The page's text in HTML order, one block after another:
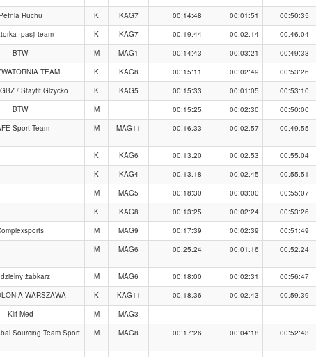
Pełnia Ruchu K KAG7 00:14:48 00:01:51 00:50:35
team K KAG7 00:19:44 00:02:14 00:46:04
BTW M MAG1 00:14:43 00:03:21 00:49:33
TEAM K KAG8 00:15:11 00:02:49 00:53:26
/ Stayfit Giżycko K KAG5 00:15:33 00:01:05 00:53:10
BTW M 00:15:25 00:02:30 00:50:00
Sport Team M MAG11 00:16:33 00:02:57 00:49:55
K KAG6 00:13:20 00:02:53 00:55:04
K KAG4 00:13:18 00:02:45 00:55:51
M MAG5 00:18:30 00:03:00 00:55:07
K KAG8 00:13:25 00:02:24 00:53:26
M MAG9 00:17:39 00:02:39 00:51:49
M MAG6 00:25:24 00:01:16 00:52:24
żabkarz M MAG6 00:18:00 00:02:31 00:56:47
WARSZAWA K KAG11 00:18:36 00:02:43 00:59:39
Klif-Med M MAG3
Sourcing Team Sport M MAG8 00:17:26 00:04:18 00:52:43